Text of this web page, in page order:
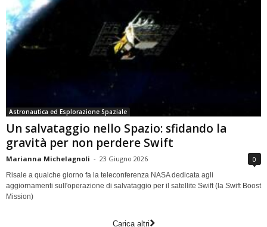
Astronautica ed Esplorazione Spaziale
Un salvataggio nello Spazio: sfidando la
gravità per non perdere Swift
Marianna Michelagnoli - 23 Giugno 2026 0
Risale a qualche giorno fa la teleconferenza NASA dedicata agli
aggiornamenti sull'operazione di salvataggio per il satellite Swift (la Swift Boost
Mission)
Carica altri